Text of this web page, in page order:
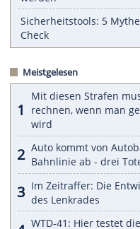
das